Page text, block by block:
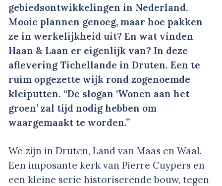
gebiedsontwikkelingen in Nederland.
Mooie plannen genoeg, maar hoe pakken
ze in werkelijkheid uit? En wat vinden
Haan & Laan er eigenlijk van? In deze
aflevering Tichellande in Druten. Een te
ruim opgezette wijk rond zogenoemde
kleiputten. “De slogan ‘Wonen aan het
groen’ zal tijd nodig hebben om
waargemaakt te worden.”
We zijn in Druten, Land van Maas en Waal.
Een imposante kerk van Pierre Cuypers en
een kleine serie historiserende bouw, tegen